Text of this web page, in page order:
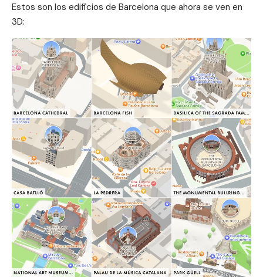
Estos son los edificios de Barcelona que ahora se ven en
3D: